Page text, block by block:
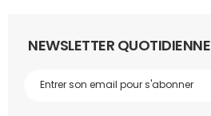
NEWSLETTER QUOTIDIENNE